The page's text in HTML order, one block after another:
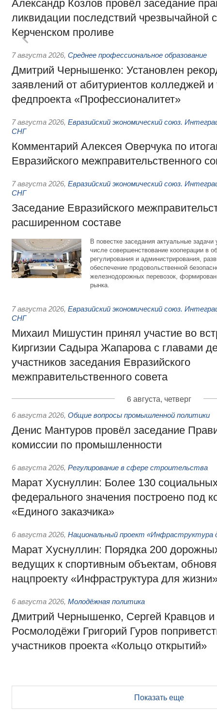
Александр Козлов провёл заседание
ликвидации последствий чрезвычайной
Керченском проливе
7 августа 2026, Среднее профессиональное образование
Дмитрий Чернышенко: Установлен
заявлений от абитуриентов колледжей и
федпроекта «Профессионалитет»
7 августа 2026, Евразийский экономический союз.
СНГ
Комментарий Алексея Оверчука по
Евразийского межправительственного
7 августа 2026, Евразийский экономический союз.
СНГ
Заседание Евразийского
расширенном составе
В повестке заседания актуальные задачи
числе совершенствование кооперации в
регулирования и администрирования,
обеспечение продовольственной
железнодорожных перевозок,
рынка.
7 августа 2026, Евразийский экономический союз.
СНГ
Михаил Мишустин принял участие во
Киргизии Садыра Жапарова с главами
участников заседания Евразийского
межправительственного совета
6 августа, четверг
6 августа 2026, Общие вопросы промышленной политики
Денис Мантуров провёл заседание
комиссии по промышленности
6 августа 2026, Регулирование в сфере строительства
Марат Хуснуллин: Более 130
федерального значения построено под
«Единого заказчика»
6 августа 2026, Национальный проект «Инфраструктура
Марат Хуснуллин: Порядка 200
ведущих к спортивным объектам,
нацпроекту «Инфраструктура для
6 августа 2026, Молодёжная политика
Дмитрий Чернышенко, Сергей Кравцов и
Росмолодёжи Григорий Гуров
участников проекта «Кольцо открытий»
Показать еще